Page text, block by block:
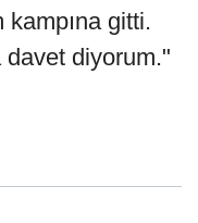
gitti.
davet diyorum."